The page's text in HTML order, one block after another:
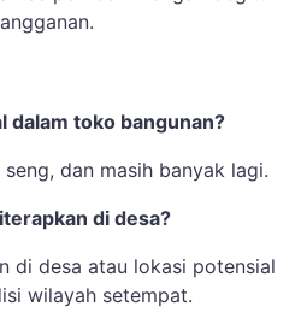
dalam toko bangunan?
dan masih banyak lagi.
di desa?
di desa atau lokasi potensial
wilayah setempat.